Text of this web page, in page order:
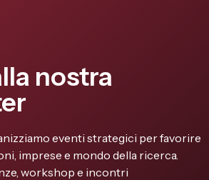
nostra
eventi strategici per favorire
imprese e mondo della ricerca.
workshop e incontri